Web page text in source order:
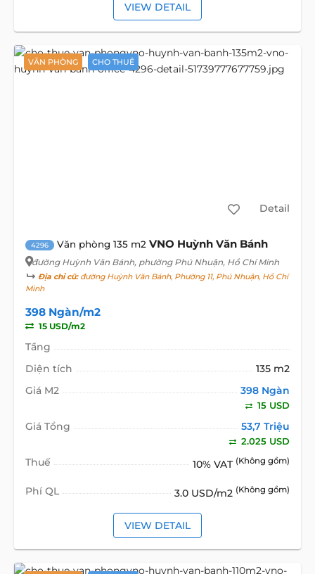
VIEW DETAIL
VĂN PHÒNG CHO THUÊ
Detail
4296 Văn phòng 135 m2 VNO Huỳnh Văn Bánh
đường Huỳnh Văn Bánh, phường Phú Nhuận, Hồ Chí Minh
Địa chỉ cũ:đường Huỳnh Văn Bánh, Phường 11, Phú Nhuận, Hồ Chí
Minh
398 Ngàn/m2
15 USD/m2
Tầng
Diện tích
135 m2
Giá M2
398 Ngàn
15 USD
Giá Tổng 53,7 Triệu
2.025 USD
Thuế 10% VAT (Không gồm)
Phí QL 3.0 USD/m2 (Không gồm)
VIEW DETAIL